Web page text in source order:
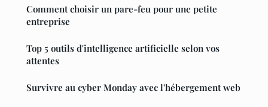
Comment choisir un pare-feu pour une petite
entreprise
Top 5 outils d'intelligence artificielle selon vos
attentes
Survivre au cyber Monday avec l'hébergement web